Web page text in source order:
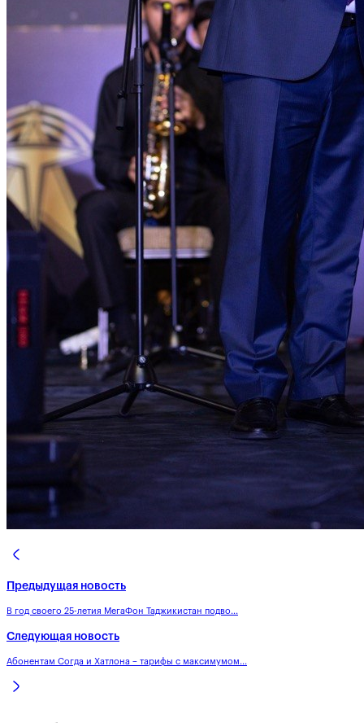
Предыдущая новость
В год своего 25-летия МегаФон Таджикистан подво...
Следующая новость
Абонентам Согда и Хатлона – тарифы с максимумом...